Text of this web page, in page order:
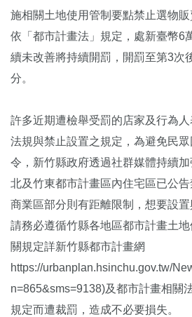
施相關土地使用管制要點禁止選物
依「都市計畫法」規定，處新臺幣6
續未改善將持續開罰，開罰至第3次
分。
許多近期遭檢舉受罰的店家及行為
法規與禁止設置之規定，為避免民
令，新竹縣政府透過社群媒體持續
北及竹東都市計畫區內住宅區已公告
商業區部分則有距離限制，想要設置
請務必遵循竹縣各地區都市計畫土
關規定詳新竹縣都市計畫網
https://urbanplan.hsinchu.gov.tw/
n=865&sms=9138)及都市計畫相關
規定而遭裁罰，造成不必要損失。